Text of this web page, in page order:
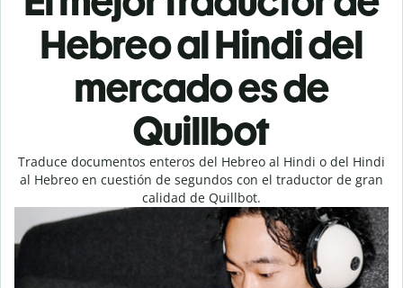
Hebreo al Hindi del
mercado es de
Quillbot
Traduce documentos enteros del Hebreo al Hindi o del Hindi
al Hebreo en cuestión de segundos con el traductor de gran
calidad de Quillbot.